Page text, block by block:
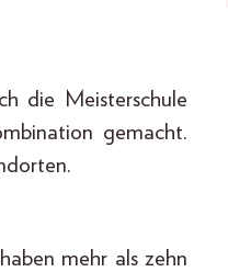
die Meisterschule
gemacht.
mehr als zehn